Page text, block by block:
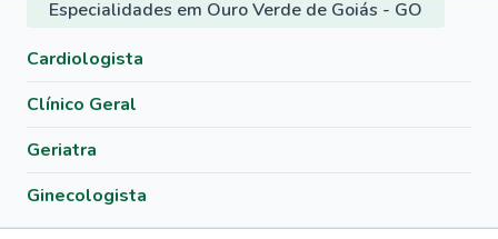
Especialidades em Ouro Verde de Goiás - GO
Cardiologista
Clínico Geral
Geriatra
Ginecologista